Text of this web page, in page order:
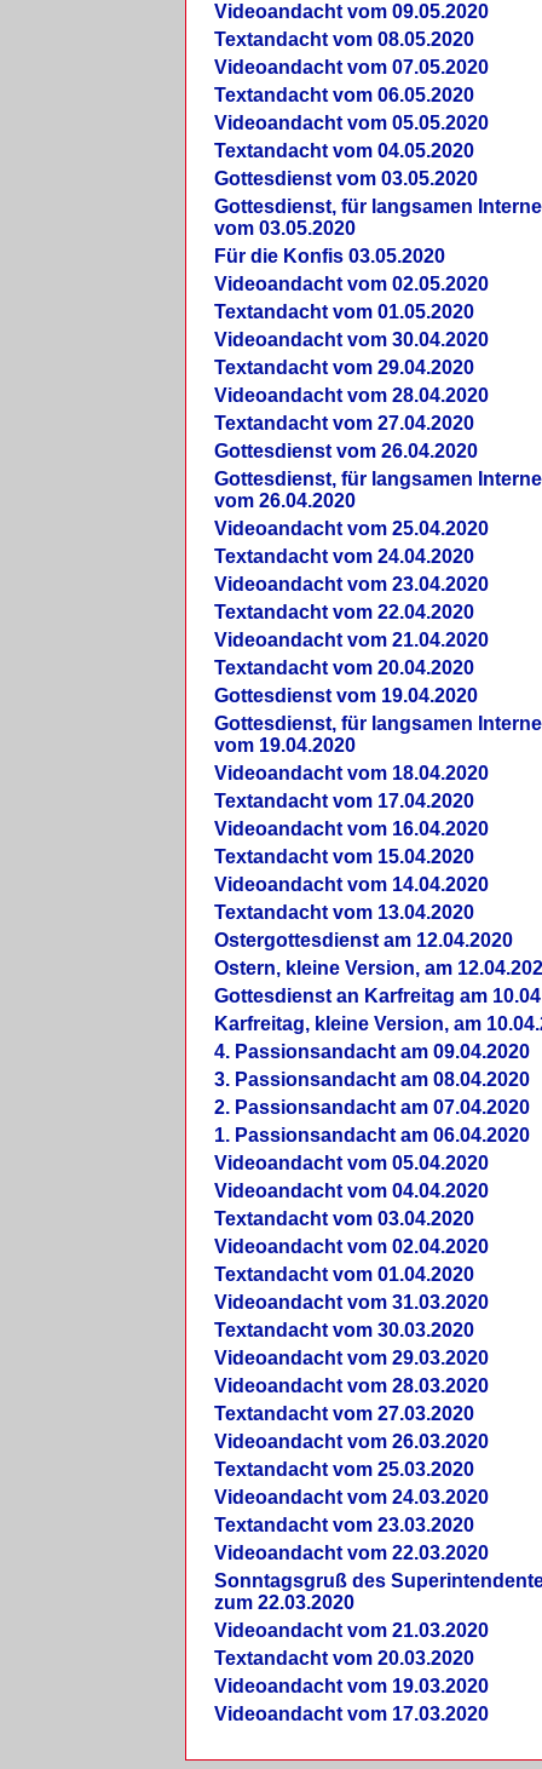
Videoandacht vom 09.05.2020
Textandacht vom 08.05.2020
Videoandacht vom 07.05.2020
Textandacht vom 06.05.2020
Videoandacht vom 05.05.2020
Textandacht vom 04.05.2020
Gottesdienst vom 03.05.2020
Gottesdienst, für langsamen
vom 03.05.2020
Für die Konfis 03.05.2020
Videoandacht vom 02.05.2020
Textandacht vom 01.05.2020
Videoandacht vom 30.04.2020
Textandacht vom 29.04.2020
Videoandacht vom 28.04.2020
Textandacht vom 27.04.2020
Gottesdienst vom 26.04.2020
Gottesdienst, für langsamen
vom 26.04.2020
Videoandacht vom 25.04.2020
Textandacht vom 24.04.2020
Videoandacht vom 23.04.2020
Textandacht vom 22.04.2020
Videoandacht vom 21.04.2020
Textandacht vom 20.04.2020
Gottesdienst vom 19.04.2020
Gottesdienst, für langsamen
vom 19.04.2020
Videoandacht vom 18.04.2020
Textandacht vom 17.04.2020
Videoandacht vom 16.04.2020
Textandacht vom 15.04.2020
Videoandacht vom 14.04.2020
Textandacht vom 13.04.2020
Ostergottesdienst am 12.04.2020
Ostern, kleine Version, am
Gottesdienst an Karfreitag am
Karfreitag, kleine Version, am
4. Passionsandacht am 09.04.2020
3. Passionsandacht am 08.04.2020
2. Passionsandacht am 07.04.2020
1. Passionsandacht am 06.04.2020
Videoandacht vom 05.04.2020
Videoandacht vom 04.04.2020
Textandacht vom 03.04.2020
Videoandacht vom 02.04.2020
Textandacht vom 01.04.2020
Videoandacht vom 31.03.2020
Textandacht vom 30.03.2020
Videoandacht vom 29.03.2020
Videoandacht vom 28.03.2020
Textandacht vom 27.03.2020
Videoandacht vom 26.03.2020
Textandacht vom 25.03.2020
Videoandacht vom 24.03.2020
Textandacht vom 23.03.2020
Videoandacht vom 22.03.2020
Sonntagsgruß des
zum 22.03.2020
Videoandacht vom 21.03.2020
Textandacht vom 20.03.2020
Videoandacht vom 19.03.2020
Videoandacht vom 17.03.2020